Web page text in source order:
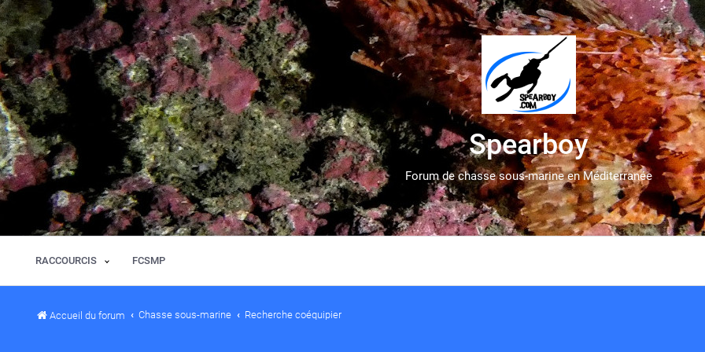
Spearboy
Forum de chasse sous-marine en Méditerranée
RACCOURCIS FCSMP
Accueil du forum Chasse sous-marine Recherche coéquipier